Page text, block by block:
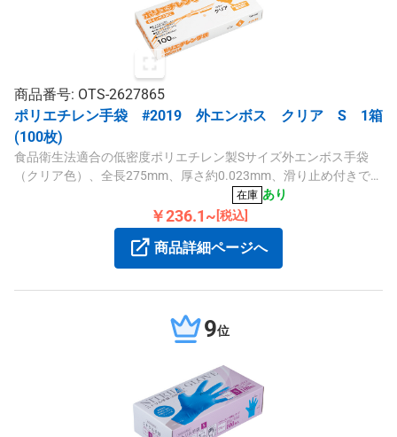
商品番号: OTS-2627865
ポリエチレン手袋 #2019 外エンボス クリア S 1箱
(100枚)
食品衛生法適合の低密度ポリエチレン製Sサイズ外エンボス手袋
（クリア色）、全長275mm、厚さ約0.023mm、滑り止め付きで食
在庫 あり
￥236.1~ [税込]
商品詳細ページへ
9位